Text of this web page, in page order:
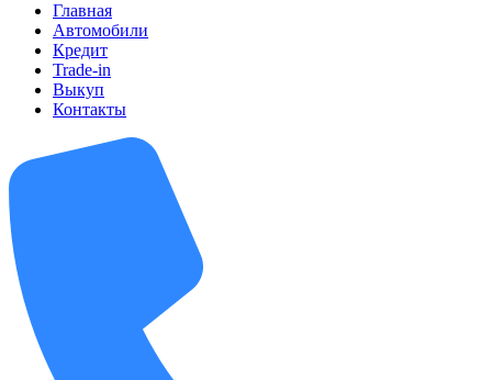
Главная
Автомобили
Кредит
Trade-in
Выкуп
Контакты